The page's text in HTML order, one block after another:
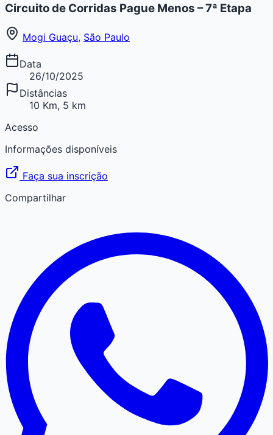
Circuito de Corridas Pague Menos – 7ª Etapa
Mogi Guaçu, São Paulo
Data
26/10/2025
Distâncias
10 Km, 5 km
Acesso
Informações disponíveis
Faça sua inscrição
Compartilhar